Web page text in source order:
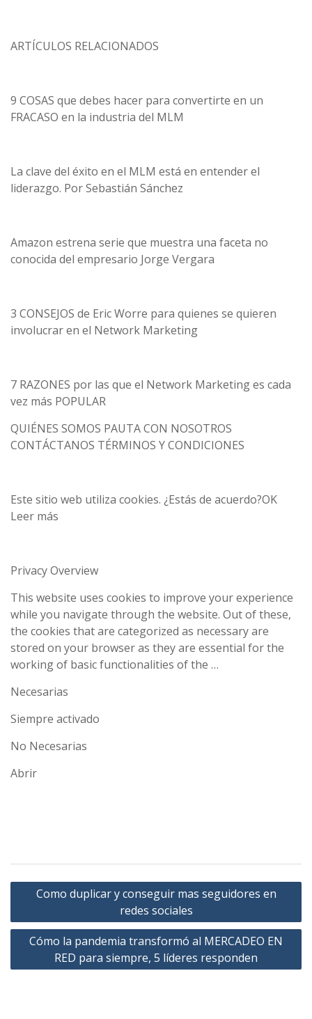
ARTÍCULOS RELACIONADOS
9 COSAS que debes hacer para convertirte en un
FRACASO en la industria del MLM
La clave del éxito en el MLM está en entender el
liderazgo. Por Sebastián Sánchez
Amazon estrena serie que muestra una faceta no
conocida del empresario Jorge Vergara
3 CONSEJOS de Eric Worre para quienes se quieren
involucrar en el Network Marketing
7 RAZONES por las que el Network Marketing es cada
vez más POPULAR
QUIÉNES SOMOS PAUTA CON NOSOTROS
CONTÁCTANOS TÉRMINOS Y CONDICIONES
Este sitio web utiliza cookies. ¿Estás de acuerdo?OK
Leer más
Privacy Overview
This website uses cookies to improve your experience
while you navigate through the website. Out of these,
the cookies that are categorized as necessary are
stored on your browser as they are essential for the
working of basic functionalities of the …
Necesarias
Siempre activado
No Necesarias
Abrir
Navegación
entradas
Como duplicar y conseguir mas seguidores en
redes sociales
Cómo la pandemia transformó al MERCADEO EN
RED para siempre, 5 líderes responden